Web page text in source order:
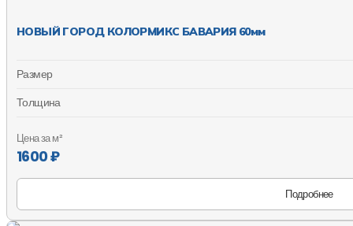
НОВЫЙ ГОРОД КОЛОРМИКС БАВАРИЯ 60мм
Размер
Толщина
Цена за м²
1600 ₽
Подробнее